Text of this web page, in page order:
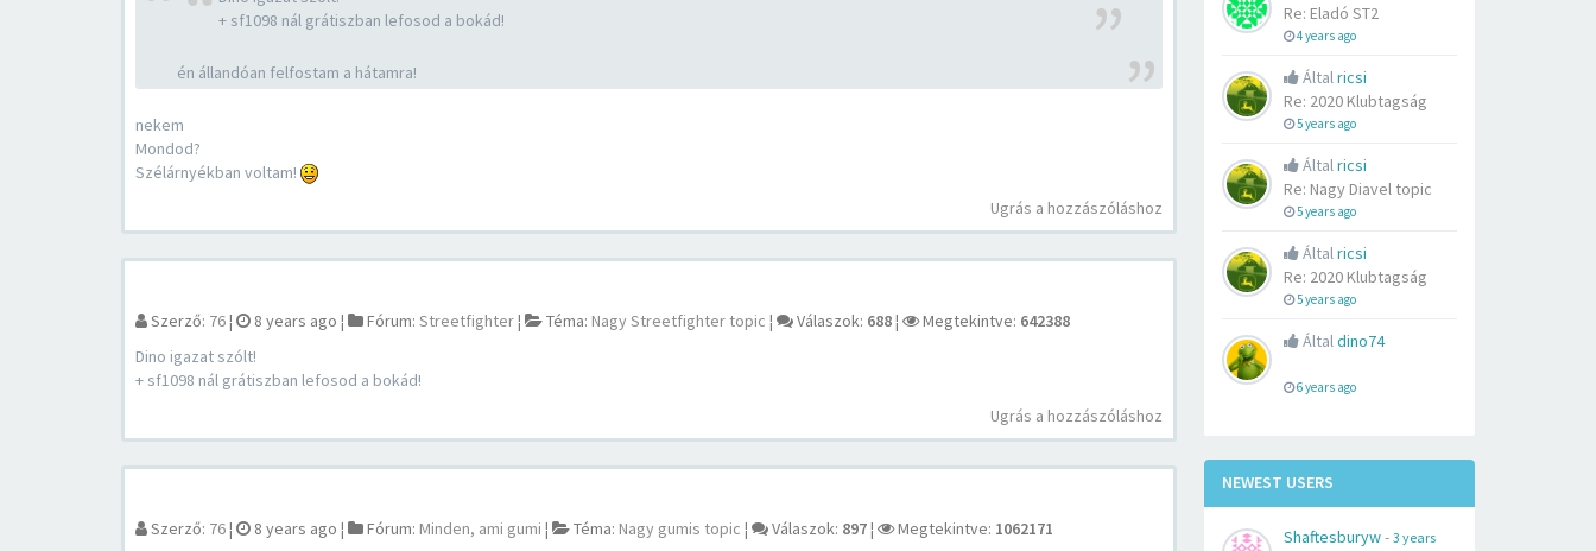
Re: Eladó ST2
4 years ago
Általricsi
Re: 2020 Klubtagság
5 years ago
Általricsi
Re: Nagy Diavel topic
5 years ago
Általricsi
Re: 2020 Klubtagság
5 years ago
Általdino74
6 years ago
NEWEST USERS
Shaftesburyw- 3 years
+ sf1098 nál grátiszban lefosod a bokád!
én állandóan felfostam a hátamra!
nekem
Mondod?
Szélárnyékban voltam!
Ugrás a hozzászóláshoz
Szerző: 76¦ 8 years ago ¦ Fórum: Streetfighter¦ Téma: Nagy Streetfighter topic ¦ Válaszok: 688¦ Megtekintve: 642388
Dino igazat szólt!
+ sf1098 nál grátiszban lefosod a bokád!
Ugrás a hozzászóláshoz
Szerző: 76¦ 8 years ago ¦ Fórum: Minden, ami gumi ¦ Téma: Nagy gumis topic ¦ Válaszok: 897¦ Megtekintve: 1062171